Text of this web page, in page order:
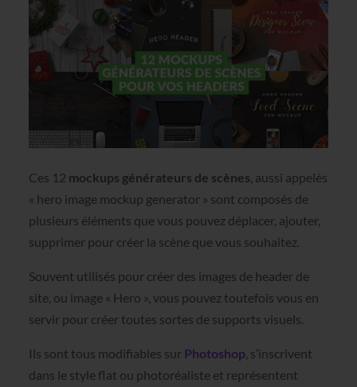
Ces 12 mockups générateurs de scènes , aussi appelés
« hero image mockup generator » sont composés de
plusieurs éléments que vous pouvez déplacer, ajouter,
supprimer pour créer la scène que vous souhaitez.
Souvent utilisés pour créer des images de header de
site, ou image « Hero », vous pouvez toutefois vous en
servir pour créer toutes sortes de supports visuels.
Ils sont tous modifiables sur Photoshop, s’inscrivent
dans le style flat ou photoréaliste et représentent